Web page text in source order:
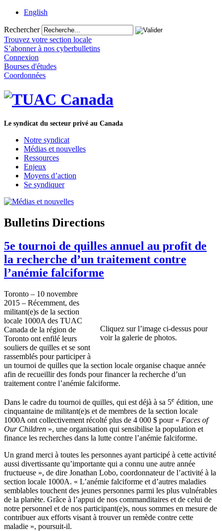
English
Rechercher
Trouvez votre section locale
S’abonner à nos cyberbulletins
Connexion
Bourses d'études
Coordonnées
Le syndicat du secteur privé au Canada
Notre syndicat
Médias et nouvelles
Ressources
Enjeux
Moyens d’action
Se syndiquer
Bulletins Directions
5e tournoi de quilles annuel au profit de
la recherche d’un traitement contre
l’anémie falciforme
Cliquez sur l’image ci-dessus pour
voir la galerie de photos.
Toronto – 10 novembre
2015 – Récemment, des
militant(e)s de la section
locale 1000A des TUAC
Canada de la région de
Toronto ont enfilé leurs
souliers de quilles et se sont
rassemblés pour participer à
un tournoi de quilles que la section locale organise chaque année
afin de recueillir des fonds pour financer la recherche d’un
traitement contre l’anémie falciforme.
Dans le cadre du tournoi de quilles, qui est déjà à sa 5e édition, une
cinquantaine de militant(e)s et de membres de la section locale
1000A ont collectivement récolté plus de 4 000 $ pour « Faces of
Our Children », une organisation qui sensibilise la population et
finance les recherches dans la lutte contre l’anémie falciforme.
Un grand merci à toutes les personnes ayant participé à cette activité
aussi divertissante qu’importante qui a connu une autre année
fructueuse », de dire Jonathan Lobo, coordonnateur de l’activité à la
section locale 1000A. « L’anémie falciforme et d’autres maladies
semblables touchent des jeunes personnes parmi les plus vulnérables
de la planète. Grâce à l’appui de nos commanditaires et de celui de
notre personnel et de nos participant(e)s, nous sommes en mesure de
contribuer aux efforts visant à trouver un remède contre cette
maladie », poursuit-il.